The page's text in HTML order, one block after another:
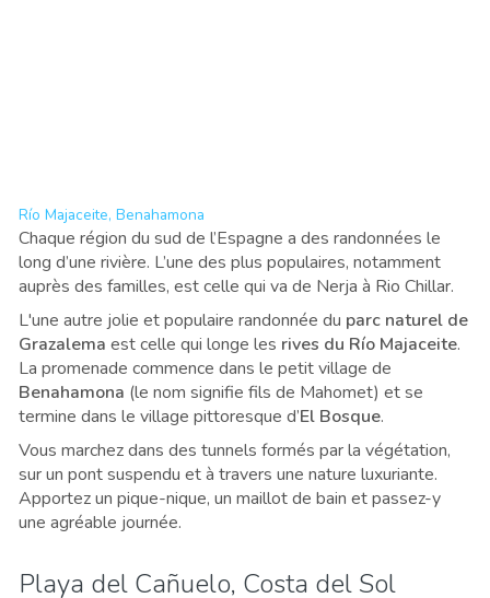
Río Majaceite, Benahamona
Chaque région du sud de l’Espagne a des randonnées le
long d’une rivière. L’une des plus populaires, notamment
auprès des familles, est celle qui va de Nerja à Rio Chillar.
L'une autre jolie et populaire randonnée du parc naturel de
Grazalema est celle qui longe les rives du Río Majaceite.
La promenade commence dans le petit village de
Benahamona (le nom signifie fils de Mahomet) et se
termine dans le village pittoresque d’El Bosque.
Vous marchez dans des tunnels formés par la végétation,
sur un pont suspendu et à travers une nature luxuriante.
Apportez un pique-nique, un maillot de bain et passez-y
une agréable journée.
Playa del Cañuelo, Costa del Sol